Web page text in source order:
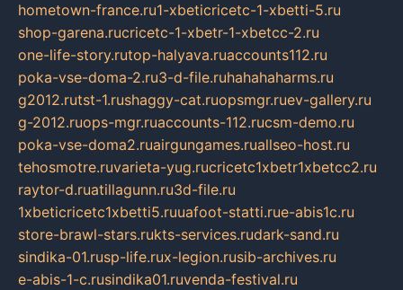
hometown-france.ru1-xbeticricetc-1-xbetti-5.ru
shop-garena.rucricetc-1-xbetr-1-xbetcc-2.ru
one-life-story.rutop-halyava.ruaccounts112.ru
poka-vse-doma-2.ru3-d-file.ruhahahaharms.ru
g2012.rutst-1.rushaggy-cat.ruopsmgr.ruev-gallery.ru
g-2012.ruops-mgr.ruaccounts-112.rucsm-demo.ru
poka-vse-doma2.ruairgungames.ruallseo-host.ru
tehosmotre.ruvarieta-yug.rucricetc1xbetr1xbetcc2.ru
raytor-d.ruatillagunn.ru3d-file.ru
1xbeticricetc1xbetti5.ruuafoot-statti.rue-abis1c.ru
store-brawl-stars.rukts-services.rudark-sand.ru
sindika-01.rusp-life.rux-legion.rusib-archives.ru
e-abis-1-c.rusindika01.ruvenda-festival.ru